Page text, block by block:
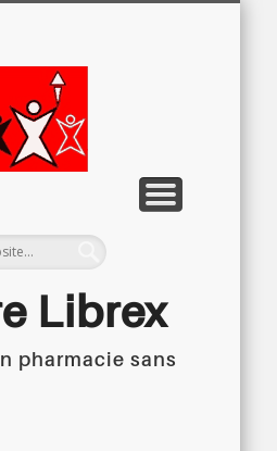
Librex
Examen
pharmacie sans